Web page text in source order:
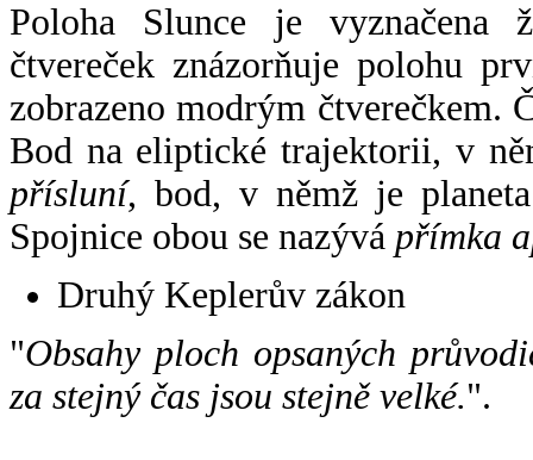
Poloha Slunce je vyznačena
čtvereček znázorňuje polohu
zobrazeno modrým čtverečkem.
Bod na eliptické trajektorii, v
přísluní, bod, v němž je
Spojnice obou se nazývá přímka
Druhý Keplerův zákon
"Obsahy ploch opsaných
za stejný čas jsou stejně velké.".